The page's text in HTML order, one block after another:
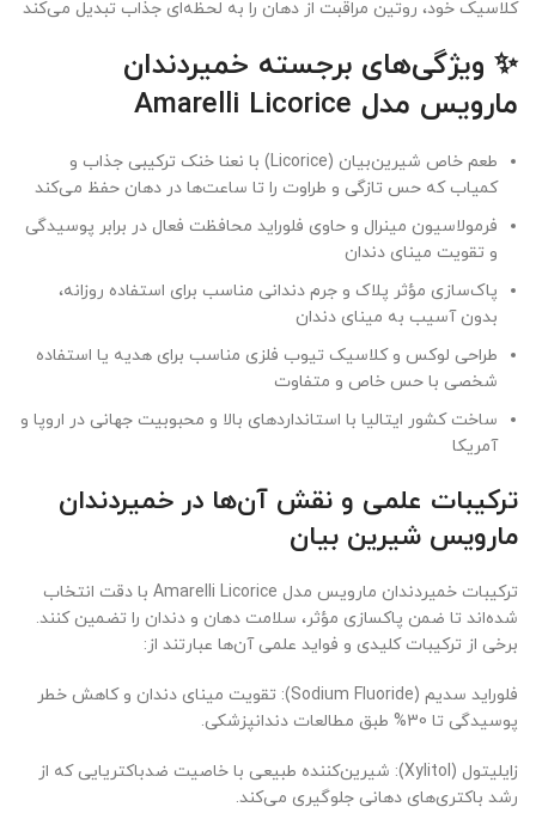
کلاسیک خود، روتین مراقبت از دهان را به لحظه‌ای جذاب تبدیل می‌کند
✨ ویژگی‌های برجسته خمیردندان
مارویس مدل Amarelli Licorice
طعم خاص شیرین‌بیان (Licorice) با نعنا خنک ترکیبی جذاب و
کمیاب که حس تازگی و طراوت را تا ساعت‌ها در دهان حفظ می‌کند
فرمولاسیون مینرال و حاوی فلوراید محافظت فعال در برابر پوسیدگی
و تقویت مینای دندان
پاک‌سازی مؤثر پلاک و جرم دندانی مناسب برای استفاده روزانه،
بدون آسیب به مینای دندان
طراحی لوکس و کلاسیک تیوب فلزی مناسب برای هدیه یا استفاده
شخصی با حس خاص و متفاوت
ساخت کشور ایتالیا با استانداردهای بالا و محبوبیت جهانی در اروپا و
آمریکا
ترکیبات علمی و نقش آن‌ها در خمیردندان
مارویس شیرین بیان
ترکیبات خمیردندان مارویس مدل Amarelli Licorice با دقت انتخاب
شده‌اند تا ضمن پاکسازی مؤثر، سلامت دهان و دندان را تضمین کنند.
برخی از ترکیبات کلیدی و فواید علمی آن‌ها عبارتند از:
فلوراید سدیم (Sodium Fluoride): تقویت مینای دندان و کاهش خطر
پوسیدگی تا 30% طبق مطالعات دندانپزشکی.
زایلیتول (Xylitol): شیرین‌کننده طبیعی با خاصیت ضدباکتریایی که از
رشد باکتری‌های دهانی جلوگیری می‌کند.